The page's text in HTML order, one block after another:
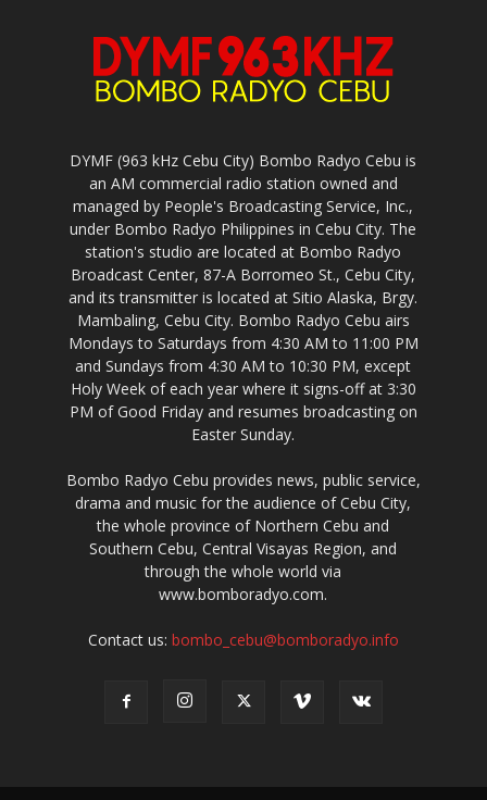
DYMF (963 kHz Cebu City) Bombo Radyo Cebu is
an AM commercial radio station owned and
managed by People's Broadcasting Service, Inc.,
under Bombo Radyo Philippines in Cebu City. The
station's studio are located at Bombo Radyo
Broadcast Center, 87-A Borromeo St., Cebu City,
and its transmitter is located at Sitio Alaska, Brgy.
Mambaling, Cebu City. Bombo Radyo Cebu airs
Mondays to Saturdays from 4:30 AM to 11:00 PM
and Sundays from 4:30 AM to 10:30 PM, except
Holy Week of each year where it signs-off at 3:30
PM of Good Friday and resumes broadcasting on
Easter Sunday.
Bombo Radyo Cebu provides news, public service,
drama and music for the audience of Cebu City,
the whole province of Northern Cebu and
Southern Cebu, Central Visayas Region, and
through the whole world via
www.bomboradyo.com.
Contact us: bombo_cebu@bomboradyo.info